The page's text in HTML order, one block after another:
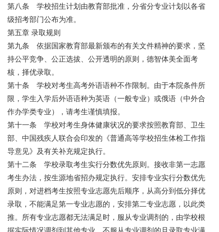
第八条 学校招生计划由教育部批准，分省分专业计划以各省
级招考部门公布为准。
第五章 录取规则
第九条 依据国家教育部最新颁布的有关文件精神的要求，坚
持公平竞争、公正选拔、公开透明的原则，德智体美全面考
核，择优录取。
第十条 学校对考生高考外语语种不作限制。由于本院条件所
限，学生入学后外语语种为英语（一般专业）或俄语（中外合
作办学类专业），请考生谨慎填报。
第十一条 学校对考生身体健康状况的要求按照教育部、卫生
部、中国残疾人联合会印发的《普通高等学校招生体检工作指
导意见》及有关补充规定执行。
第十二条 学校录取考生实行分数优先原则。接收非第一志愿
考生办法，按生源地省招办规定执行。安排专业实行分数优先
原则，对进档考生按照专业志愿先后顺序，从高分到低分择优
录取，不能满足第一专业志愿的，安排第二专业志愿，以此类
推。所有专业志愿都无法满足时，服从专业调剂的，由学校根